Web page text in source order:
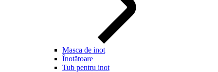
Masca de inot
Înotătoare
Tub pentru inot